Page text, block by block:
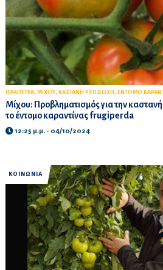
ΙΕΡΑΠΕΤΡΑ, ΜΙΧΟΥ, ΚΑΣΤΑΝΗ ΡΥΤΙΔΩΣΗ , ΕΝΤΟΜΟ
Μίχου: Προβληματισμός για την
το έντομο καραντίνας frugiperda
12:25 μ.μ. - 04/10/2024
ΚΟΙΝΩΝΙΑ